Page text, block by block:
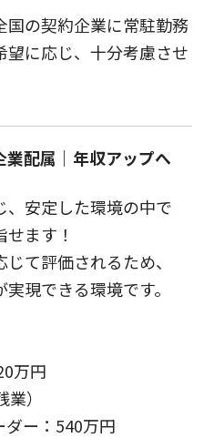
の契約企業に常駐勤務
に応じ、十分考慮させ
配属｜年収アップへ
、安定した環境の中で
ます！
て評価されるため、
現できる環境です。
万円
）
ー：540万円